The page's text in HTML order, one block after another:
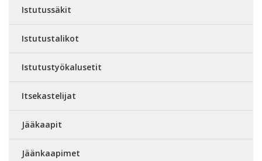
Istutussäkit
Istutustalikot
Istutustyökalusetit
Itsekastelijat
Jääkaapit
Jäänkaapimet